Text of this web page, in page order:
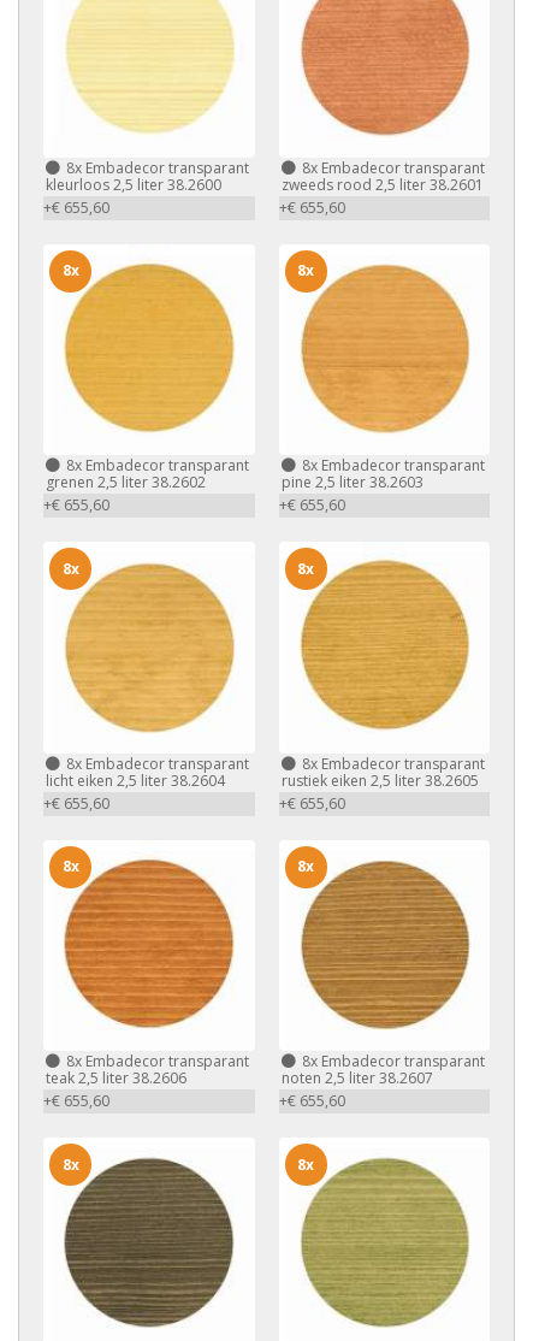
8x Embadecor transparant
kleurloos 2,5 liter 38.2600
+€ 655,60
8xEmbadecor transparant
zweeds rood 2,5 liter 38.2601
+€ 655,60
8x Embadecor transparant
grenen 2,5 liter 38.2602
+€ 655,60
8x
8xEmbadecor transparant
pine 2,5 liter 38.2603
+€ 655,60
8x
8x Embadecor transparant
licht eiken 2,5 liter 38.2604
+€ 655,60
8x
8xEmbadecor transparant
rustiek eiken 2,5 liter 38.2605
+€ 655,60
8x
8x Embadecor transparant
teak 2,5 liter 38.2606
+€ 655,60
8x
8xEmbadecor transparant
noten 2,5 liter 38.2607
+€ 655,60
8x
8x 8x